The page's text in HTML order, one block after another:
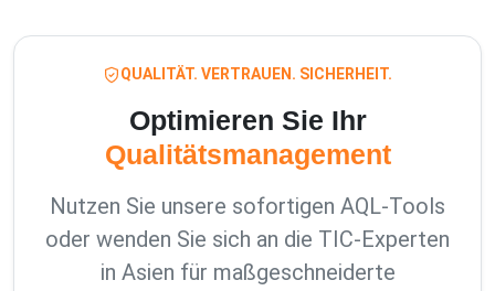
QUALITÄT. VERTRAUEN. SICHERHEIT.
Optimieren Sie Ihr
Qualitätsmanagement
Nutzen Sie unsere sofortigen AQL-Tools
oder wenden Sie sich an die TIC-Experten
in Asien für maßgeschneiderte